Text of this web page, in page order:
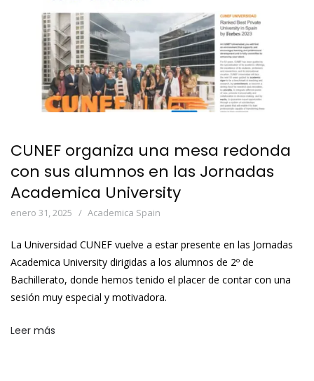
CUNEF organiza una mesa redonda
con sus alumnos en las Jornadas
Academica University
enero 31, 2025 Academica Spain
La Universidad CUNEF vuelve a estar presente en las Jornadas
Academica University dirigidas a los alumnos de 2º de
Bachillerato, donde hemos tenido el placer de contar con una
sesión muy especial y motivadora.
Leer más